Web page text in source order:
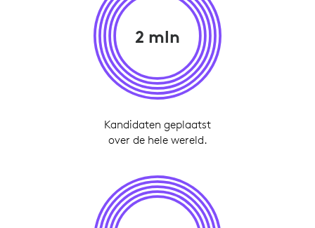
2 mln
Kandidaten geplaatst
over de hele wereld.